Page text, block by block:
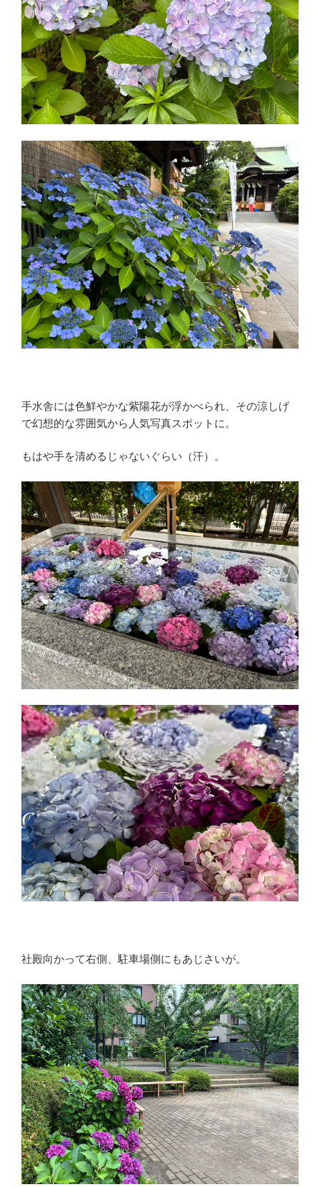
手水舎には色鮮やかな紫陽花が浮かべられ、その涼しげ
で幻想的な雰囲気から人気写真スポットに。
もはや手を清めるじゃないぐらい（汗）。
社殿向かって右側、駐車場側にもあじさいが。